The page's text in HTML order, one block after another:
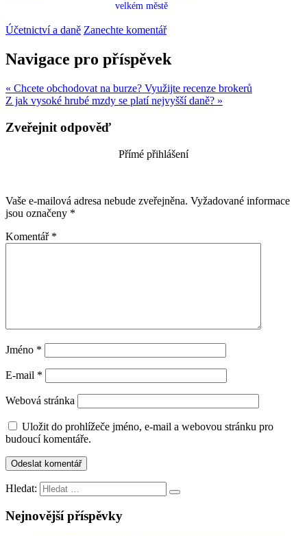
velkém městě
Účetnictví a daně Zanechte komentář
Navigace pro příspěvek
« Chcete obchodovat na burze? Využijte recenze brokerů
Z jak vysoké hrubé mzdy se platí nejvyšší daně? »
Zveřejnit odpověď
Přímé přihlášení
Vaše e-mailová adresa nebude zveřejněna. Vyžadované informace
jsou označeny *
Komentář *
Jméno *
E-mail *
Webová stránka
Uložit do prohlížeče jméno, e-mail a webovou stránku pro
budoucí komentáře.
Hledat:
Nejnovější příspěvky